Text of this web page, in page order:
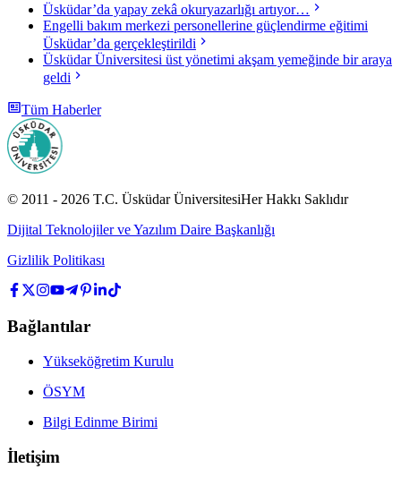
Üsküdar’da yapay zekâ okuryazarlığı artıyor…
Engelli bakım merkezi personellerine güçlendirme eğitimi
Üsküdar’da gerçekleştirildi
Üsküdar Üniversitesi üst yönetimi akşam yemeğinde bir araya
geldi
Tüm Haberler
© 2011 - 2026 T.C. Üsküdar ÜniversitesiHer Hakkı Saklıdır
Dijital Teknolojiler ve Yazılım Daire Başkanlığı
Gizlilik Politikası
Bağlantılar
Yükseköğretim Kurulu
ÖSYM
Bilgi Edinme Birimi
İletişim